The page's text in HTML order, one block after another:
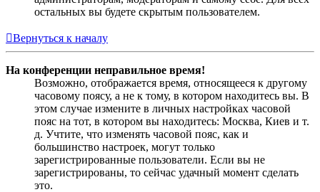
остальных вы будете скрытым пользователем.
Вернуться к началу
На конференции неправильное время!
Возможно, отображается время, относящееся к другому
часовому поясу, а не к тому, в котором находитесь вы. В
этом случае измените в личных настройках часовой
пояс на тот, в котором вы находитесь: Москва, Киев и т.
д. Учтите, что изменять часовой пояс, как и
большинство настроек, могут только
зарегистрированные пользователи. Если вы не
зарегистрированы, то сейчас удачный момент сделать
это.